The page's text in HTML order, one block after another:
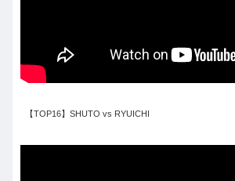
【TOP16】SHUTO vs RYUICHI